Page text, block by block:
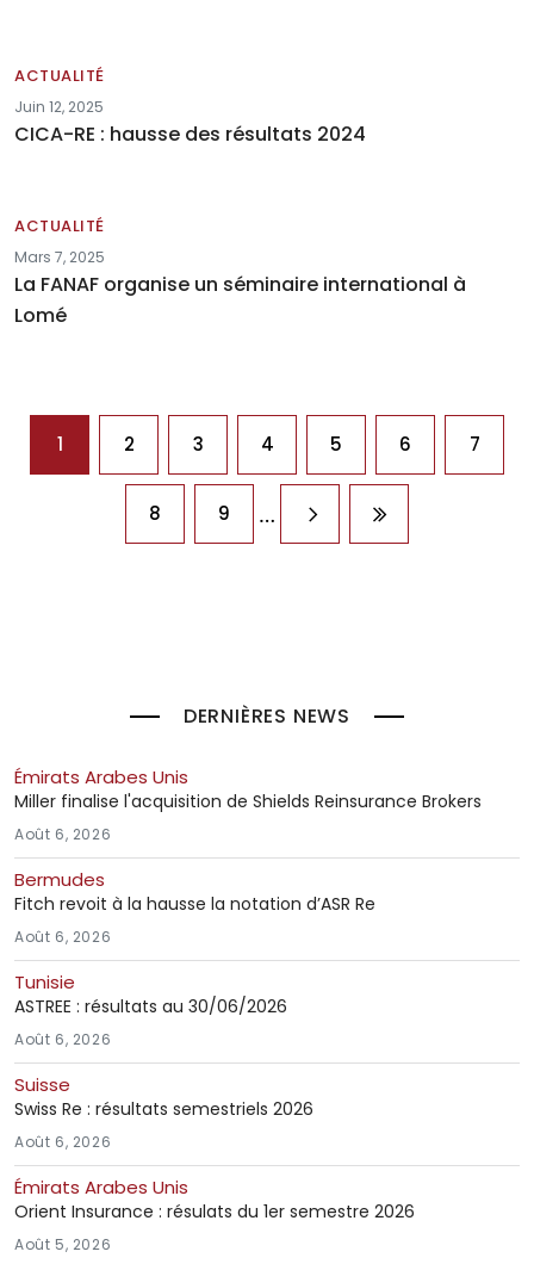
ACTUALITÉ
Juin 12, 2025
CICA-RE : hausse des résultats 2024
ACTUALITÉ
Mars 7, 2025
La FANAF organise un séminaire international à
Lomé
Pagination
1 2 3 4 5 6 7
8 9 … Page suivanteDernière page
DERNIÈRES NEWS
Émirats Arabes Unis
Miller finalise l'acquisition de Shields Reinsurance Brokers
Août 6, 2026
Bermudes
Fitch revoit à la hausse la notation d’ASR Re
Août 6, 2026
Tunisie
ASTREE : résultats au 30/06/2026
Août 6, 2026
Suisse
Swiss Re : résultats semestriels 2026
Août 6, 2026
Émirats Arabes Unis
Orient Insurance : résulats du 1er semestre 2026
Août 5, 2026